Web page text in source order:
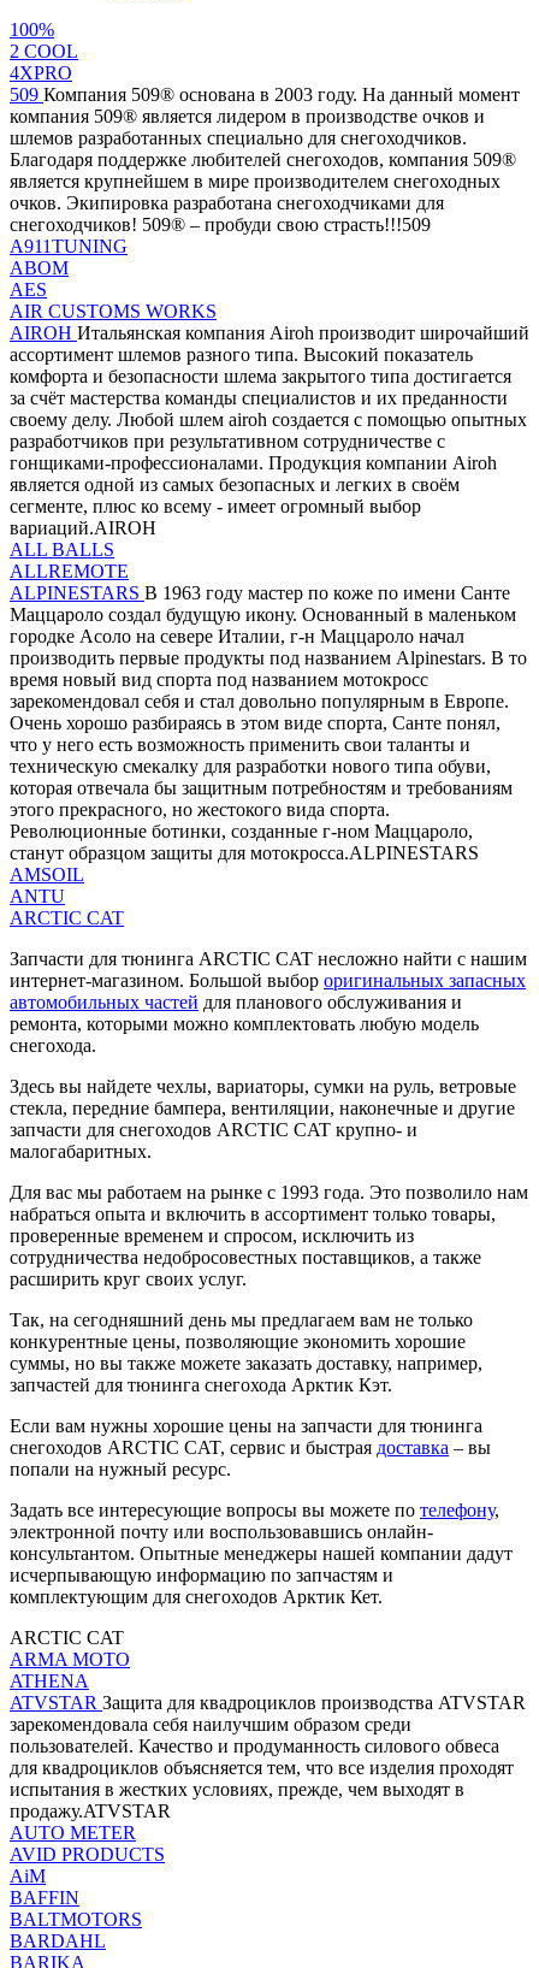
100%
2 СOOL
4XPRO
509 Компания 509® основана в 2003 году. На данный момент
компания 509® является лидером в производстве очков и
шлемов разработанных специально для снегоходчиков.
Благодаря поддержке любителей снегоходов, компания 509®
является крупнейшем в мире производителем снегоходных
очков. Экипировка разработана снегоходчиками для
снегоходчиков! 509® – пробуди свою страсть!!!509
A911TUNING
ABOM
AES
AIR CUSTOMS WORKS
AIROH Итальянская компания Airoh производит широчайший
ассортимент шлемов разного типа. Высокий показатель
комфорта и безопасности шлема закрытого типа достигается
за счёт мастерства команды специалистов и их преданности
своему делу. Любой шлем airoh создается с помощью опытных
разработчиков при результативном сотрудничестве с
гонщиками-профессионалами. Продукция компании Airoh
является одной из самых безопасных и легких в своём
сегменте, плюс ко всему - имеет огромный выбор
вариаций.AIROH
ALL BALLS
ALLREMOTE
ALPINESTARS В 1963 году мастер по коже по имени Санте
Маццароло создал будущую икону. Основанный в маленьком
городке Асоло на севере Италии, г-н Маццароло начал
производить первые продукты под названием Alpinestars. В то
время новый вид спорта под названием мотокросс
зарекомендовал себя и стал довольно популярным в Европе.
Очень хорошо разбираясь в этом виде спорта, Санте понял,
что у него есть возможность применить свои таланты и
техническую смекалку для разработки нового типа обуви,
которая отвечала бы защитным потребностям и требованиям
этого прекрасного, но жестокого вида спорта.
Революционные ботинки, созданные г-ном Маццароло,
станут образцом защиты для мотокросса.ALPINESTARS
AMSOIL
ANTU
ARCTIC CAT
Запчасти для тюнинга ARCTIC CAT несложно найти с нашим
интернет-магазином. Большой выбор оригинальных запасных
автомобильных частей для планового обслуживания и
ремонта, которыми можно комплектовать любую модель
снегохода.
Здесь вы найдете чехлы, вариаторы, сумки на руль, ветровые
стекла, передние бампера, вентиляции, наконечные и другие
запчасти для снегоходов ARCTIC CAT крупно- и
малогабаритных.
Для вас мы работаем на рынке с 1993 года. Это позволило нам
набраться опыта и включить в ассортимент только товары,
проверенные временем и спросом, исключить из
сотрудничества недобросовестных поставщиков, а также
расширить круг своих услуг.
Так, на сегодняшний день мы предлагаем вам не только
конкурентные цены, позволяющие экономить хорошие
суммы, но вы также можете заказать доставку, например,
запчастей для тюнинга снегохода Арктик Кэт.
Если вам нужны хорошие цены на запчасти для тюнинга
снегоходов ARCTIC CAT, сервис и быстрая доставка – вы
попали на нужный ресурс.
Задать все интересующие вопросы вы можете по телефону,
электронной почту или воспользовавшись онлайн-
консультантом. Опытные менеджеры нашей компании дадут
исчерпывающую информацию по запчастям и
комплектующим для снегоходов Арктик Кет.
ARCTIC CAT
ARMA MOTO
ATHENA
ATVSTAR Защита для квадроциклов производства ATVSTAR
зарекомендовала себя наилучшим образом среди
пользователей. Качество и продуманность силового обвеса
для квадроциклов объясняется тем, что все изделия проходят
испытания в жестких условиях, прежде, чем выходят в
продажу.ATVSTAR
AUTO METER
AVID PRODUCTS
AiM
BAFFIN
BALTMOTORS
BARDAHL
BARIKA